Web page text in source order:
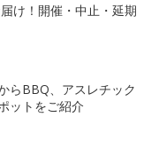
け！開催・中止・延期
らBBQ、アスレチック
ットをご紹介